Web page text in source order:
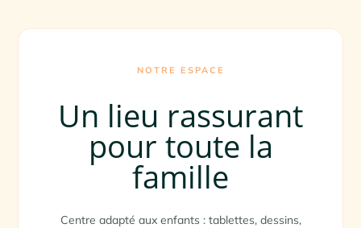
NOTRE ESPACE
Un lieu rassurant
pour toute la
famille
Centre adapté aux enfants : tablettes, dessins,